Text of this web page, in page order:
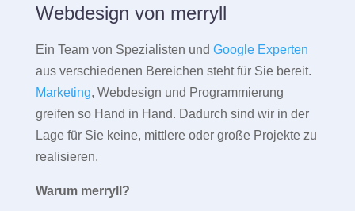
Webdesign von merryll
Ein Team von Spezialisten und Google Experten
aus verschiedenen Bereichen steht für Sie bereit.
Marketing, Webdesign und Programmierung
greifen so Hand in Hand. Dadurch sind wir in der
Lage für Sie keine, mittlere oder große Projekte zu
realisieren.
Warum merryll?